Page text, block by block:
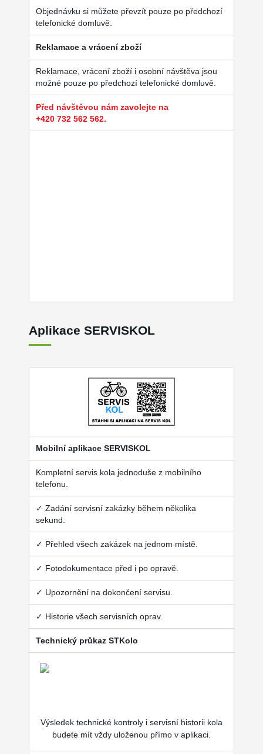
Objednávku si můžete převzít pouze po předchozí
telefonické domluvě.
Reklamace a vrácení zboží
Reklamace, vrácení zboží i osobní návštěva jsou
možné pouze po předchozí telefonické domluvě.
Před návštěvou nám zavolejte na
+420 732 562 562.
Aplikace SERVISKOL
Mobilní aplikace SERVISKOL
Kompletní servis kola jednoduše z mobilního
telefonu.
✓ Zadání servisní zakázky během několika
sekund.
✓ Přehled všech zakázek na jednom místě.
✓ Fotodokumentace před i po opravě.
✓ Upozornění na dokončení servisu.
✓ Historie všech servisních oprav.
Technický průkaz STKolo
Výsledek technické kontroly i servisní historii kola
budete mít vždy uloženou přímo v aplikaci.